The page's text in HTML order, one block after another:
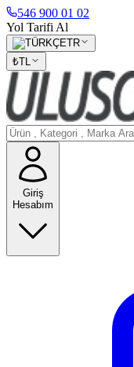
546 900 01 02
Yol Tarifi Al
TR
₺TL
Giriş
Hesabım